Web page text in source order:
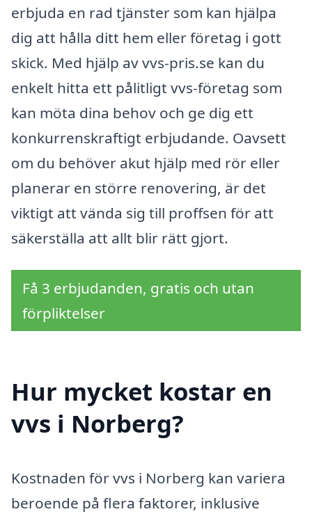
erbjuda en rad tjänster som kan hjälpa
dig att hålla ditt hem eller företag i gott
skick. Med hjälp av vvs-pris.se kan du
enkelt hitta ett pålitligt vvs-företag som
kan möta dina behov och ge dig ett
konkurrenskraftigt erbjudande. Oavsett
om du behöver akut hjälp med rör eller
planerar en större renovering, är det
viktigt att vända sig till proffsen för att
säkerställa att allt blir rätt gjort.
Få 3 erbjudanden, gratis och utan
förpliktelser
Hur mycket kostar en
vvs i Norberg?
Kostnaden för vvs i Norberg kan variera
beroende på flera faktorer, inklusive